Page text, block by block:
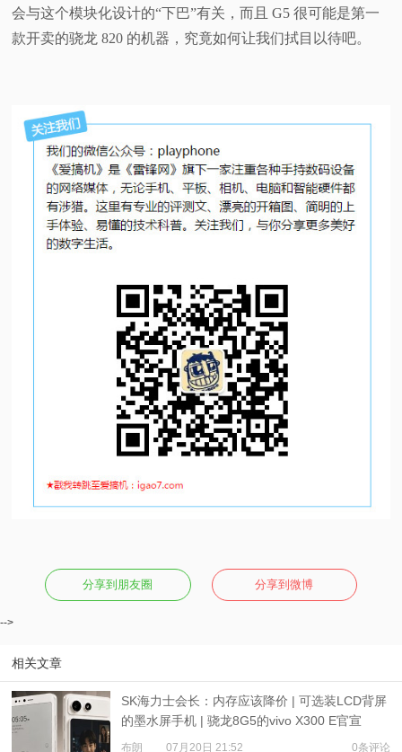
会与这个模块化设计的“下巴”有关，而且 G5 很可能是第一
款开卖的骁龙 820 的机器，究竟如何让我们拭目以待吧。
分享到朋友圈 分享到微博
-->
相关文章
SK海力士会长：内存应该降价 | 可选装LCD背屏
的墨水屏手机 | 骁龙8G5的vivo X300 E官宣
布朗 07月20日 21:52 0条评论